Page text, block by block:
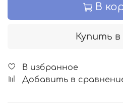
В
Купить в
В избранное
Добавить в